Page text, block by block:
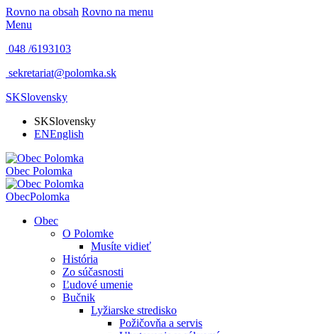
Rovno na obsah Rovno na menu
Menu
048 /6193103
sekretariat@polomka.sk
SKSlovensky
SKSlovensky
ENEnglish
Obec Polomka
ObecPolomka
Obec
O Polomke
Musíte vidieť
História
Zo súčasnosti
Ľudové umenie
Bučnik
Lyžiarske stredisko
Požičovňa a servis